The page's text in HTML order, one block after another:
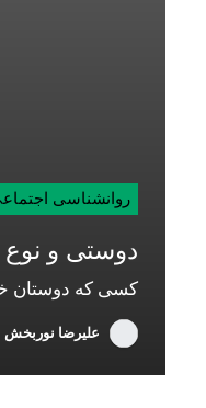
روانشناسی
دوستی و نوع
کسی که دوستان
علیرضا نوربخش